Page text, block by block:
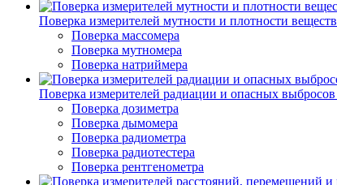
Поверка измерителей мутности и плотности веществ
Поверка массомера
Поверка мутномера
Поверка натриймера
Поверка измерителей радиации и опасных выбросов
Поверка дозиметра
Поверка дымомера
Поверка радиометра
Поверка радиотестера
Поверка рентгенометра